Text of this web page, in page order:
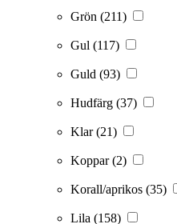
Grön (211)
Gul (117)
Guld (93)
Hudfärg (37)
Klar(21)
Koppar(2)
Korall/aprikos (35)
Lila (158)